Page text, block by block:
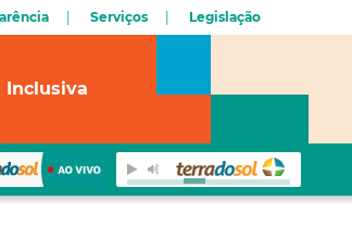
Serviços Legislação
Inclusiva